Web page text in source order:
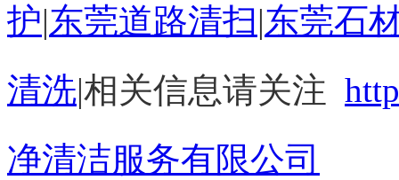
护|东莞道路清扫|东莞石
清洗|相关信息请关注
净清洁服务有限公司